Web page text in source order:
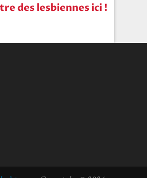
des lesbiennes ici !